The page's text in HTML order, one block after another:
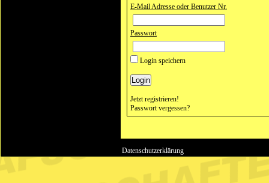
E-Mail Adresse oder Benutzer Nr.
Passwort
Login speichern
Jetzt registrieren!
Passwort vergessen?
Datenschutzerklärung